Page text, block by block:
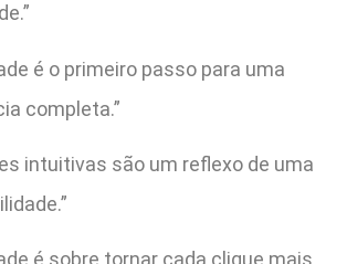
é o primeiro passo para uma
completa.”
intuitivas são um reflexo de uma